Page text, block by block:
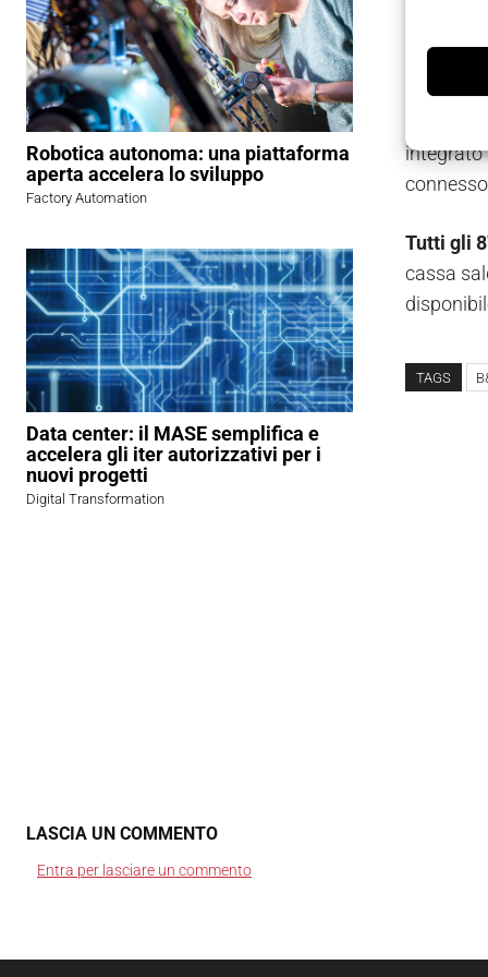
Robotica autonoma: una piattaforma
aperta accelera lo sviluppo
Factory Automation
Data center: il MASE semplifica e
accelera gli iter autorizzativi per i
nuovi progetti
Digital Transformation
di
integrato
Tutti gli
cassa
TAGS
LASCIA UN COMMENTO
Entra per lasciare un commento